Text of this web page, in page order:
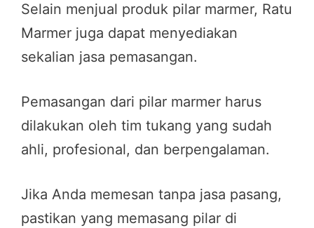
Selain menjual produk pilar marmer, Ratu
Marmer juga dapat menyediakan
sekalian jasa pemasangan.
Pemasangan dari pilar marmer harus
dilakukan oleh tim tukang yang sudah
ahli, profesional, dan berpengalaman.
Jika Anda memesan tanpa jasa pasang,
pastikan yang memasang pilar di